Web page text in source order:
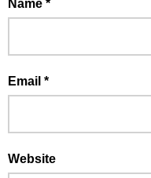
Name *
Email *
Website